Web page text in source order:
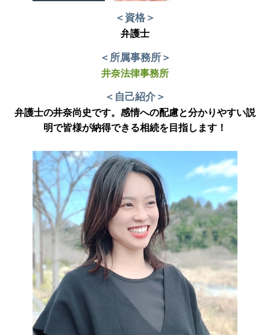
＜資格＞
弁護士
＜所属事務所＞
井奈法律事務所
＜自己紹介＞
弁護士の井奈尚史です。感情への配慮と分かりやすい説
明で皆様が納得できる相続を目指します！